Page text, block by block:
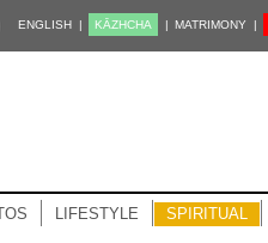
ENGLISH | KĀZHCHA | MATRIMONY |
LIFESTYLE SPIRITUAL